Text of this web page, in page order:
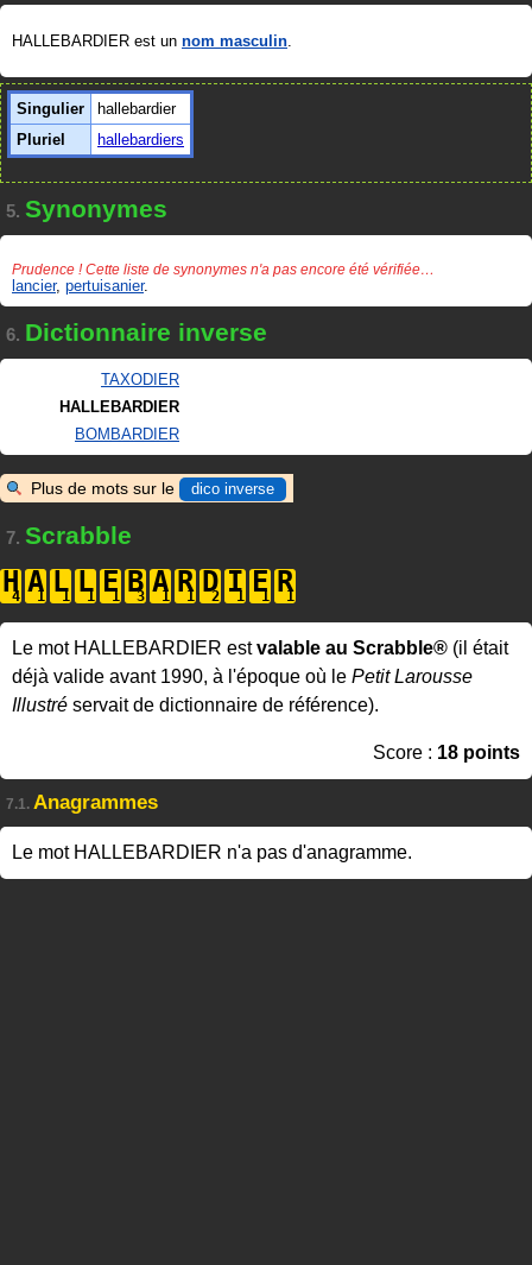
HALLEBARDIER est un nom masculin.
Singulier
hallebardier
Pluriel
hallebardiers
5. Synonymes
Prudence ! Cette liste de synonymes n'a pas encore été vérifiée…
lancier, pertuisanier.
6. Dictionnaire inverse
TAXODIER
HALLEBARDIER
BOMBARDIER
Plus de mots sur le dico inverse
7. Scrabble
H A L L E B A R D I E R
Le mot HALLEBARDIER estvalable au Scrabble® (il était
déjà valide avant 1990, à l'époque où le Petit Larousse
Illustré servait de dictionnaire de référence).
Score : 18 points
7.1. Anagrammes
Le mot HALLEBARDIER n'a pas d'anagramme.